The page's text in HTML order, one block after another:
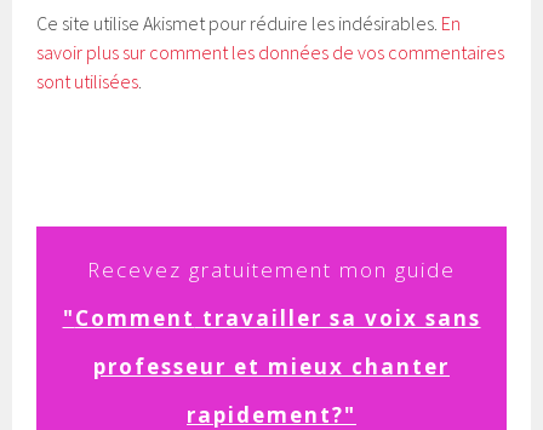
Ce site utilise Akismet pour réduire les indésirables. En
savoir plus sur comment les données de vos commentaires
sont utilisées
Recevez gratuitement mon guide
"Comment travailler sa voix sans
professeur et mieux chanter
rapidement?"